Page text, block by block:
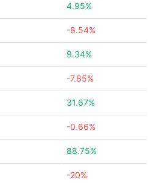
4.95%
-8.54%
9.34%
-7.85%
31.67%
-0.66%
88.75%
-20%